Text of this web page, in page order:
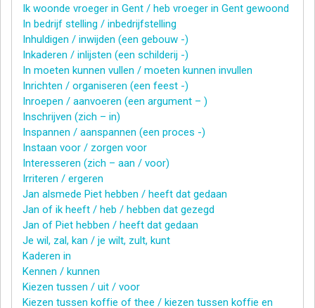
Ik woonde vroeger in Gent / heb vroeger in Gent gewoond
In bedrijf stelling / inbedrijfstelling
Inhuldigen / inwijden (een gebouw -)
Inkaderen / inlijsten (een schilderij -)
In moeten kunnen vullen / moeten kunnen invullen
Inrichten / organiseren (een feest -)
Inroepen / aanvoeren (een argument – )
Inschrijven (zich – in)
Inspannen / aanspannen (een proces -)
Instaan voor / zorgen voor
Interesseren (zich – aan / voor)
Irriteren / ergeren
Jan alsmede Piet hebben / heeft dat gedaan
Jan of ik heeft / heb / hebben dat gezegd
Jan of Piet hebben / heeft dat gedaan
Je wil, zal, kan / je wilt, zult, kunt
Kaderen in
Kennen / kunnen
Kiezen tussen / uit / voor
Kiezen tussen koffie of thee / kiezen tussen koffie en